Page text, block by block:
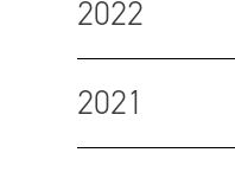
2022
2021